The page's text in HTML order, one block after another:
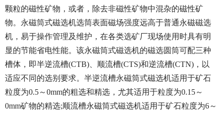
颗粒的磁性矿物，或者，除去非磁性矿物中混杂的磁性矿
物。永磁筒式磁选机选筒表面磁场强度远高于普通永磁磁选
机，易于操作管理及维护，在各类选矿厂现场使用时具有明
显的节能省电性能。该永磁筒式磁选机的磁选圆筒可配三种
槽体，即半逆流槽(CTB)、顺流槽(CTS)和逆流槽(CTN)，以
适应不同的选别要求。半逆流槽永磁筒式磁选机适用于矿石
粒度为0.5～0mm的粗选和精选，尤其适用于粒度为0.15～
0mm矿物的精选;顺流槽永磁筒式磁选机适用于矿石粒度为6～